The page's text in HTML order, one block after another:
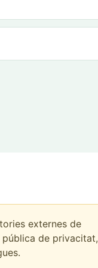
externes de
de privacitat,